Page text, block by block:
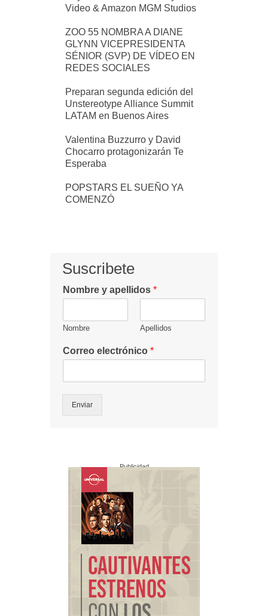
Video & Amazon MGM Studios
ZOO 55 NOMBRA A DIANE
GLYNN VICEPRESIDENTA
SÉNIOR (SVP) DE VÍDEO EN
REDES SOCIALES
Preparan segunda edición del
Unstereotype Alliance Summit
LATAM en Buenos Aires
Valentina Buzzurro y David
Chocarro protagonizarán Te
Esperaba
POPSTARS EL SUEÑO YA
COMENZÓ
Suscribete
Nombre y apellidos *
Nombre Apellidos
Correo electrónico *
Enviar
Publicidad